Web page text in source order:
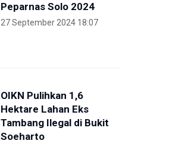
Peparnas Solo 2024
27 September 2024 18:07
OIKN Pulihkan 1,6
Hektare Lahan Eks
Tambang Ilegal di Bukit
Soeharto